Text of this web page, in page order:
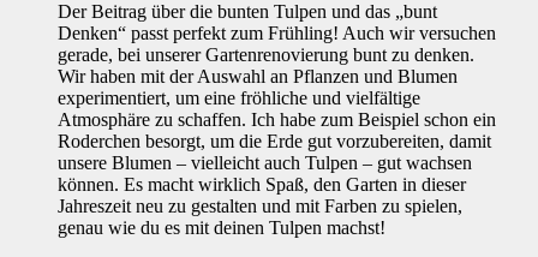
Der Beitrag über die bunten Tulpen und das „bunt
Denken“ passt perfekt zum Frühling! Auch wir versuchen
gerade, bei unserer Gartenrenovierung bunt zu denken.
Wir haben mit der Auswahl an Pflanzen und Blumen
experimentiert, um eine fröhliche und vielfältige
Atmosphäre zu schaffen. Ich habe zum Beispiel schon ein
Roderchen besorgt, um die Erde gut vorzubereiten, damit
unsere Blumen – vielleicht auch Tulpen – gut wachsen
können. Es macht wirklich Spaß, den Garten in dieser
Jahreszeit neu zu gestalten und mit Farben zu spielen,
genau wie du es mit deinen Tulpen machst!